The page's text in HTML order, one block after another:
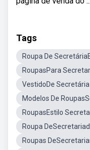
Tags
Roupa De
RoupasPara
VestidoDe Secretária
Modelos De
RoupasEstilo
Roupa
Roupas